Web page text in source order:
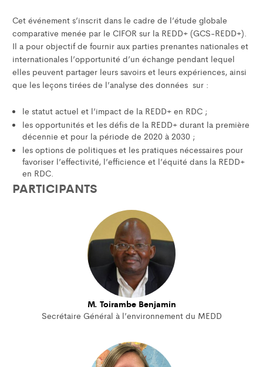
Cet événement s’inscrit dans le cadre de l’étude globale
comparative menée par le CIFOR sur la REDD+ (GCS-REDD+).
Il a pour objectif de fournir aux parties prenantes nationales et
internationales l’opportunité d’un échange pendant lequel
elles peuvent partager leurs savoirs et leurs expériences, ainsi
que les leçons tirées de l’analyse des données sur :
le statut actuel et l’impact de la REDD+ en RDC ;
les opportunités et les défis de la REDD+ durant la première
décennie et pour la période de 2020 à 2030 ;
les options de politiques et les pratiques nécessaires pour
favoriser l’effectivité, l’efficience et l’équité dans la REDD+
en RDC.
PARTICIPANTS
M. Toirambe Benjamin
Secrétaire Général à l’environnement du MEDD